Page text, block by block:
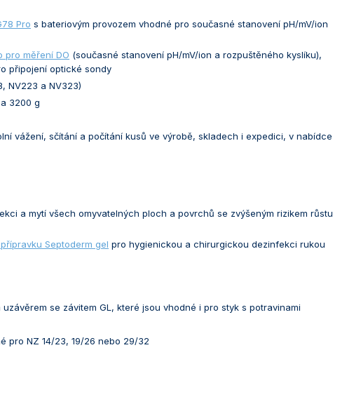
Pro s bateriovým provozem vhodné pro současné stanovení pH/mV/ion
pro měření DO (současné stanovení pH/mV/ion a rozpuštěného kyslíku),
připojení optické sondy
NV223 a NV323)
3200 g
vážení, sčítání a počítání kusů ve výrobě, skladech i expedici, v nabídce
a mytí všech omyvatelných ploch a povrchů se zvýšeným rizikem růstu
Septoderm gel pro hygienickou a chirurgickou dezinfekci rukou
uzávěrem se závitem GL, které jsou vhodné i pro styk s potravinami
pro NZ 14/23, 19/26 nebo 29/32